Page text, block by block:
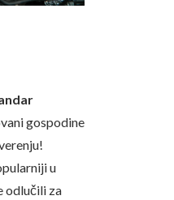
gospodine
u
odlučili za